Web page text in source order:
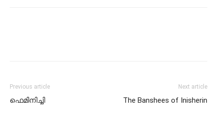
Previous article
ഫെമിനിച്ചി
Next article
The Banshees of Inisherin